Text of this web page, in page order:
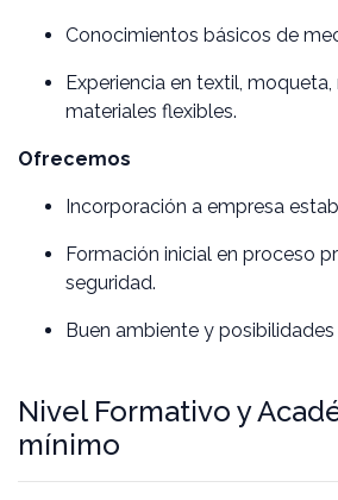
Conocimientos básicos de
Experiencia en textil,
materiales flexibles.
Ofrecemos
Incorporación a empresa
Formación inicial en proceso
seguridad.
Buen ambiente y
Nivel Formativo y
mínimo